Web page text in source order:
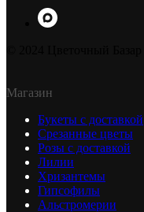
Магазин
Букеты с доставкой
Срезанные цветы
Розы с доставкой
Лилии
Хризантемы
Гипсофилы
Альстромерии